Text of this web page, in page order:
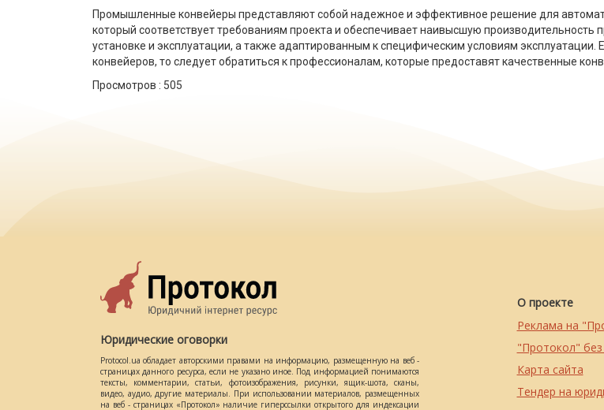
Промышленные конвейеры представляют собой надежное и эффективное решение для
который соответствует требованиям проекта и обеспечивает наивысшую
установке и эксплуатации, а также адаптированным к специфическим условиям
конвейеров, то следует обратиться к профессионалам, которые предоставят качественные
Просмотров : 505
Юридические оговорки
Protocol.ua обладает авторскими правами на информацию, размещенную на веб -
страницах данного ресурса, если не указано иное. Под информацией понимаются
тексты, комментарии, статьи, фотоизображения, рисунки, ящик-шота, сканы,
видео, аудио, другие материалы. При использовании материалов, размещенных
на веб - страницах «Протокол» наличие гиперссылки открытого для индексации
О проекте
Реклама на
"Протокол" без
Карта сайта
Тендер на